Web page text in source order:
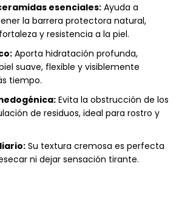
esenciales: Ayuda a
la barrera protectora natural,
y resistencia a la piel.
Aporta hidratación profunda,
suave, flexible y visiblemente
tiempo.
Evita la obstrucción de los
de residuos, ideal para rostro y
Su textura cremosa es perfecta
ni dejar sensación tirante.